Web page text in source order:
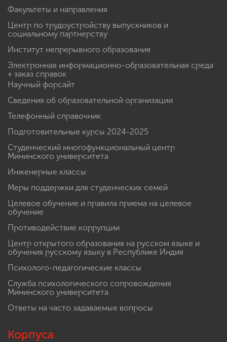
Факультеты и направления
Центр по трудоустройству выпускников и
социальному партнерству
Институт непрерывного образования
Электронная информационно-образовательная среда
+ заказ справок
Научный форсайт
Сведения об образовательной организации
Телефонный справочник
Подготовительные курсы 2024-2025
Студенческий многофункциональный центр
Мининского университета
Инженерные классы
Меры поддержки для студенческих семей
Целевое обучение и правила приема на целевое
обучение
Противодействие коррупции
Центр открытого образования на русском языке и
обучения русскому языку в Республике Индия
Психолого-педагогические классы
Служба психологического сопровождения
Мининского университета
Ответы на часто задаваемые вопросы
Корпуса